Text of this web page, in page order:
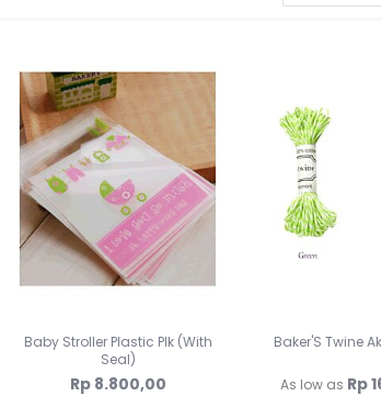
Baby Stroller Plastic Plk (With
Seal)
Rp 8.800,00
Baker'S Twine
As low as Rp